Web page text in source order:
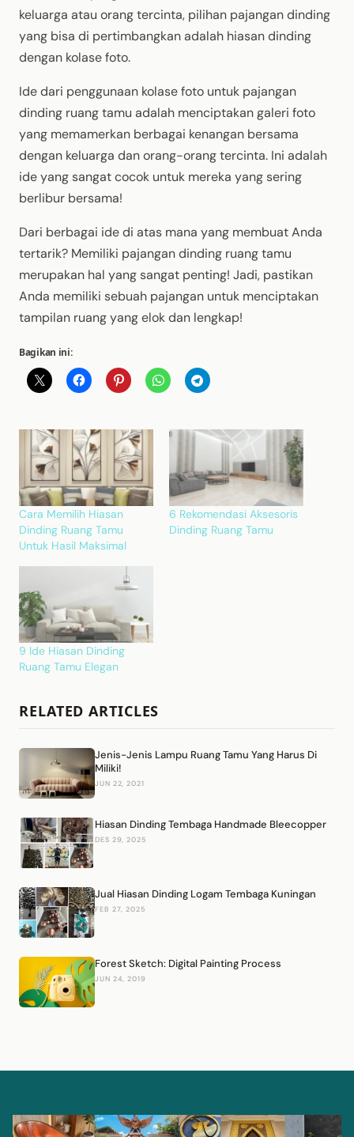
keluarga atau orang tercinta, pilihan pajangan dinding
yang bisa di pertimbangkan adalah hiasan dinding
dengan kolase foto.
Ide dari penggunaan kolase foto untuk pajangan
dinding ruang tamu adalah menciptakan galeri foto
yang memamerkan berbagai kenangan bersama
dengan keluarga dan orang-orang tercinta. Ini adalah
ide yang sangat cocok untuk mereka yang sering
berlibur bersama!
Dari berbagai ide di atas mana yang membuat Anda
tertarik? Memiliki pajangan dinding ruang tamu
merupakan hal yang sangat penting! Jadi, pastikan
Anda memiliki sebuah pajangan untuk menciptakan
tampilan ruang yang elok dan lengkap!
Bagikan ini:
Cara Memilih Hiasan
Dinding Ruang Tamu
Untuk Hasil Maksimal
6 Rekomendasi Aksesoris
Dinding Ruang Tamu
9 Ide Hiasan Dinding
Ruang Tamu Elegan
RELATED ARTICLES
Jenis-Jenis Lampu Ruang Tamu Yang Harus Di
Miliki!
JUN 22, 2021
Hiasan Dinding Tembaga Handmade Bleecopper
DES 29, 2025
Jual Hiasan Dinding Logam Tembaga Kuningan
FEB 27, 2025
Forest Sketch: Digital Painting Process
JUN 24, 2019